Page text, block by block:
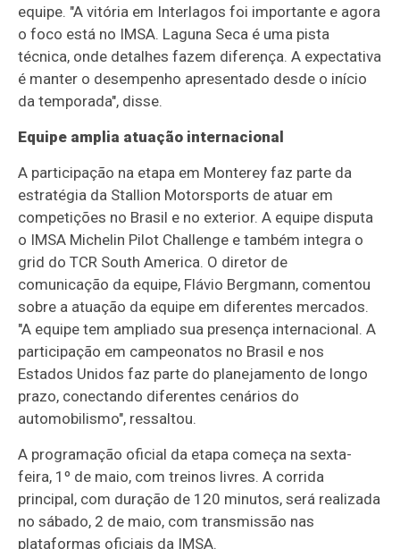
equipe. "A vitória em Interlagos foi importante e agora
o foco está no IMSA. Laguna Seca é uma pista
técnica, onde detalhes fazem diferença. A expectativa
é manter o desempenho apresentado desde o início
da temporada", disse.
Equipe amplia atuação internacional
A participação na etapa em Monterey faz parte da
estratégia da Stallion Motorsports de atuar em
competições no Brasil e no exterior. A equipe disputa
o IMSA Michelin Pilot Challenge e também integra o
grid do TCR South America. O diretor de
comunicação da equipe, Flávio Bergmann, comentou
sobre a atuação da equipe em diferentes mercados.
"A equipe tem ampliado sua presença internacional. A
participação em campeonatos no Brasil e nos
Estados Unidos faz parte do planejamento de longo
prazo, conectando diferentes cenários do
automobilismo", ressaltou.
A programação oficial da etapa começa na sexta-
feira, 1º de maio, com treinos livres. A corrida
principal, com duração de 120 minutos, será realizada
no sábado, 2 de maio, com transmissão nas
plataformas oficiais da IMSA.